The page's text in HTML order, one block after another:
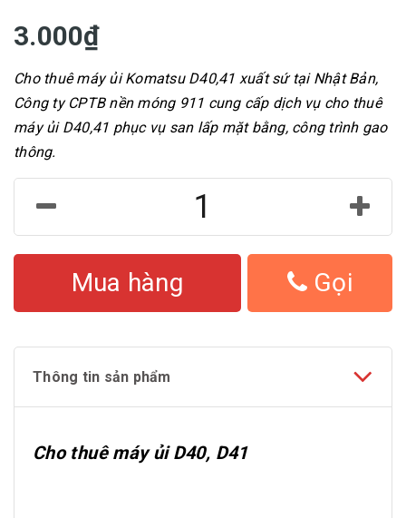
3.000₫
Cho thuê máy ủi Komatsu D40,41 xuất sứ tại Nhật Bản,
Công ty CPTB nền móng 911 cung cấp dịch vụ cho thuê
máy ủi D40,41 phục vụ san lấp mặt bằng, công trình gao
thông.
Mua hàng Gọi
Thông tin sản phẩm
Cho thuê máy ủi D40, D41